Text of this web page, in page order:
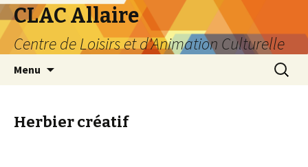
CLAC Allaire
Centre de Loisirs et d'Animation Culturelle
Menu
Herbier créatif